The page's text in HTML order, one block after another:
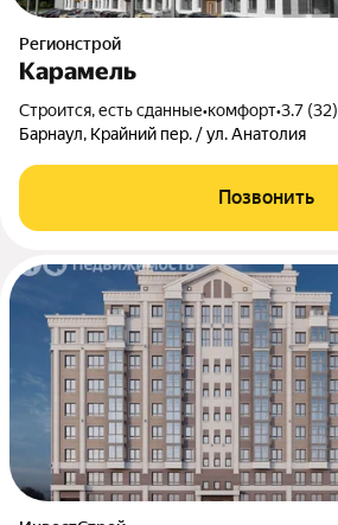
Регионстрой
Карамель
Строится, есть сданные•комфорт•3.7 (32)
Барнаул, Крайний пер. / ул. Анатолия
Позвонить